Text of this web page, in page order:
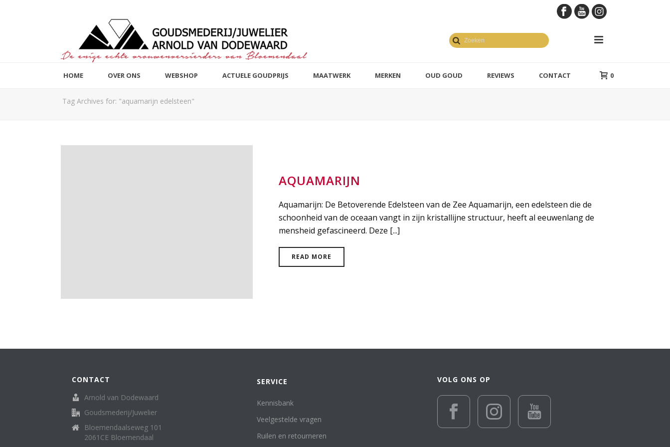
HOME OVER ONS WEBSHOP ACTUELE GOUDPRIJS MAATWERK MERKEN OUD GOUD REVIEWS CONTACT 0
Tag Archives for: "aquamarijn edelsteen"
AQUAMARIJN
Aquamarijn: De Betoverende Edelsteen van de Zee Aquamarijn, een edelsteen die de
schoonheid van de oceaan vangt in zijn kristallijne structuur, heeft al eeuwenlang de
mensheid gefascineerd. Deze [...]
READ MORE
CONTACT
Arnold van Dodewaard
Goudsmederij/Juwelier
Bloemendaalseweg 101
2061CE Bloemendaal
SERVICE
Kennisbank
Veelgestelde vragen
Ruilen en retourneren
VOLG ONS OP